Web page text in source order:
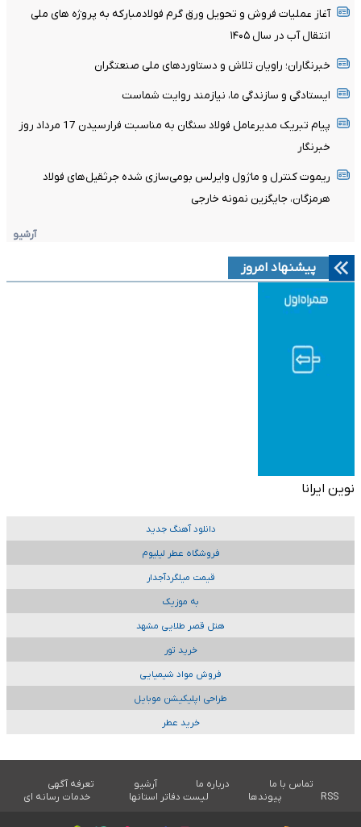
آغاز عملیات فروش و تحویل ورق گرم فولادمبارکه به پروژه های ملی
انتقال آب در سال ۱۴۰۵
خبرنگاران؛ راویان تلاش و دستاوردهای ملی صنعتگران
ایستادگی و سازندگی ما، نیازمند روایت شماست
پیام تبریک مدیرعامل فولاد سنگان به مناسبت فرارسیدن 17 مرداد روز
خبرنگار
ریموت کنترل و ماژول وایرلس بومی‌سازی شده جرثقیل‌های فولاد
هرمزگان، جایگزین نمونه خارجی
آرشیو
پیشنهاد امروز
نوین ایرانا
دانلود آهنگ جدید
فروشگاه عطر لیلیوم
قیمت میلگردآجدار
به موزیک
هتل قصر طلایی مشهد
خرید تور
فروش مواد شیمیایی
طراحی اپلیکیشن موبایل
خرید عطر
تماس با ما درباره ما آرشیو
تعرفه آگهی
RSS
پیوندها لیست دفاتر استانها خدمات رسانه ای